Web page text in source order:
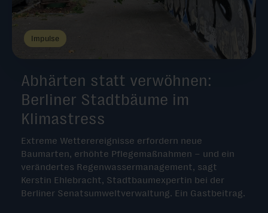
Abhärten statt verwöhnen:
Berliner Stadtbäume im
Klimastress
Extreme Wetterereignisse erfordern neue
Baumarten, erhöhte Pflegemaßnahmen – und ein
verändertes Regenwassermanagement, sagt
Kerstin Ehlebracht, Stadtbaumexpertin bei der
Berliner Senatsumweltverwaltung. Ein Gastbeitrag.
Impulse